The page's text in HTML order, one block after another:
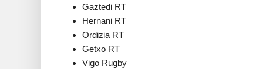
Gaztedi RT
Hernani RT
Ordizia RT
Getxo RT
Vigo Rugby